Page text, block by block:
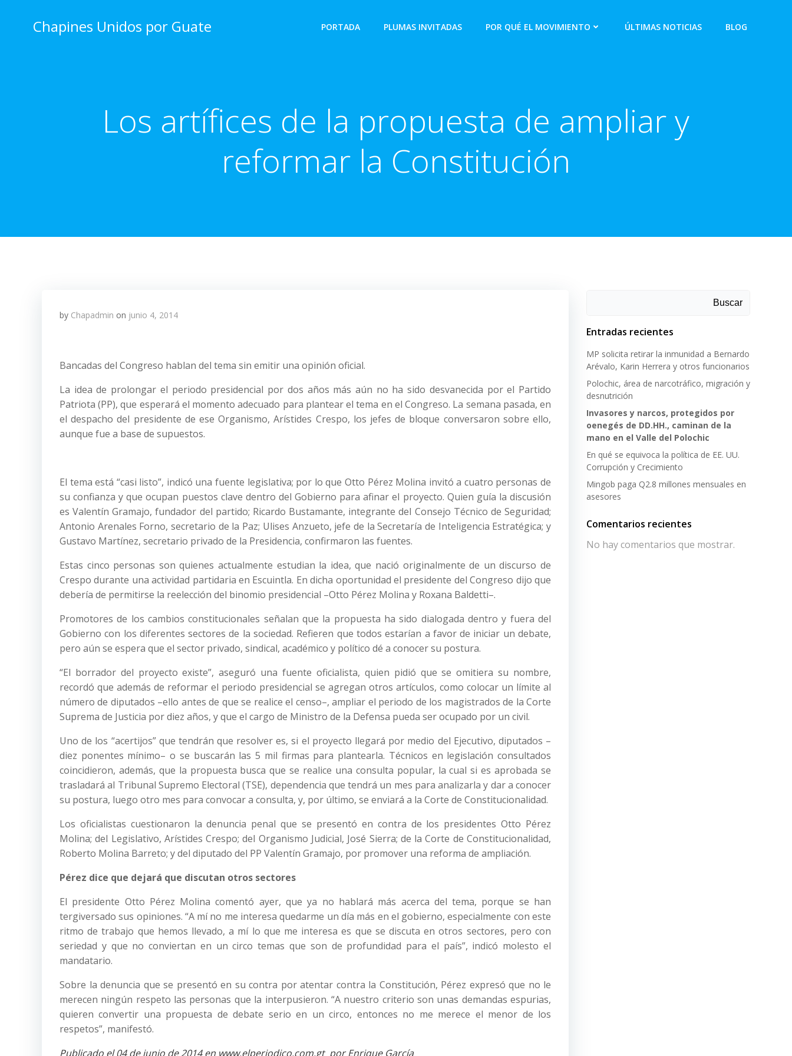
Chapines Unidos por Guate PORTADA PLUMAS INVITADAS POR QUÉ EL MOVIMIENTO ÚLTIMAS NOTICIAS BLOG
Los artífices de la propuesta de ampliar y
reformar la Constitución
by Chapadmin on junio 4, 2014
Bancadas del Congreso hablan del tema sin emitir una opinión oficial.
La idea de prolongar el periodo presidencial por dos años más aún no ha sido desvanecida por el Partido
Patriota (PP), que esperará el momento adecuado para plantear el tema en el Congreso. La semana pasada, en
el despacho del presidente de ese Organismo, Arístides Crespo, los jefes de bloque conversaron sobre ello,
aunque fue a base de supuestos.
El tema está “casi listo”, indicó una fuente legislativa; por lo que Otto Pérez Molina invitó a cuatro personas de
su confianza y que ocupan puestos clave dentro del Gobierno para afinar el proyecto. Quien guía la discusión
es Valentín Gramajo, fundador del partido; Ricardo Bustamante, integrante del Consejo Técnico de Seguridad;
Antonio Arenales Forno, secretario de la Paz; Ulises Anzueto, jefe de la Secretaría de Inteligencia Estratégica; y
Gustavo Martínez, secretario privado de la Presidencia, confirmaron las fuentes.
Estas cinco personas son quienes actualmente estudian la idea, que nació originalmente de un discurso de
Crespo durante una actividad partidaria en Escuintla. En dicha oportunidad el presidente del Congreso dijo que
debería de permitirse la reelección del binomio presidencial –Otto Pérez Molina y Roxana Baldetti–.
Promotores de los cambios constitucionales señalan que la propuesta ha sido dialogada dentro y fuera del
Gobierno con los diferentes sectores de la sociedad. Refieren que todos estarían a favor de iniciar un debate,
pero aún se espera que el sector privado, sindical, académico y político dé a conocer su postura.
“El borrador del proyecto existe”, aseguró una fuente oficialista, quien pidió que se omitiera su nombre,
recordó que además de reformar el periodo presidencial se agregan otros artículos, como colocar un límite al
número de diputados –ello antes de que se realice el censo–, ampliar el periodo de los magistrados de la Corte
Suprema de Justicia por diez años, y que el cargo de Ministro de la Defensa pueda ser ocupado por un civil.
Uno de los “acertijos” que tendrán que resolver es, si el proyecto llegará por medio del Ejecutivo, diputados –
diez ponentes mínimo– o se buscarán las 5 mil firmas para plantearla. Técnicos en legislación consultados
coincidieron, además, que la propuesta busca que se realice una consulta popular, la cual si es aprobada se
trasladará al Tribunal Supremo Electoral (TSE), dependencia que tendrá un mes para analizarla y dar a conocer
su postura, luego otro mes para convocar a consulta, y, por último, se enviará a la Corte de Constitucionalidad.
Los oficialistas cuestionaron la denuncia penal que se presentó en contra de los presidentes Otto Pérez
Molina; del Legislativo, Arístides Crespo; del Organismo Judicial, José Sierra; de la Corte de Constitucionalidad,
Roberto Molina Barreto; y del diputado del PP Valentín Gramajo, por promover una reforma de ampliación.
Pérez dice que dejará que discutan otros sectores
El presidente Otto Pérez Molina comentó ayer, que ya no hablará más acerca del tema, porque se han
tergiversado sus opiniones. “A mí no me interesa quedarme un día más en el gobierno, especialmente con este
ritmo de trabajo que hemos llevado, a mí lo que me interesa es que se discuta en otros sectores, pero con
seriedad y que no conviertan en un circo temas que son de profundidad para el país”, indicó molesto el
mandatario.
Sobre la denuncia que se presentó en su contra por atentar contra la Constitución, Pérez expresó que no le
merecen ningún respeto las personas que la interpusieron. “A nuestro criterio son unas demandas espurias,
quieren convertir una propuesta de debate serio en un circo, entonces no me merece el menor de los
respetos”, manifestó.
Publicado el 04 de junio de 2014 en www.elperiodico.com.gt por Enrique García
Buscar
Entradas recientes
MP solicita retirar la inmunidad a Bernardo
Arévalo, Karin Herrera y otros funcionarios
Polochic, área de narcotráfico, migración y
desnutrición
Invasores y narcos, protegidos por
oenegés de DD.HH., caminan de la
mano en el Valle del Polochic
En qué se equivoca la política de EE. UU.
Corrupción y Crecimiento
Mingob paga Q2.8 millones mensuales en
asesores
Comentarios recientes
No hay comentarios que mostrar.